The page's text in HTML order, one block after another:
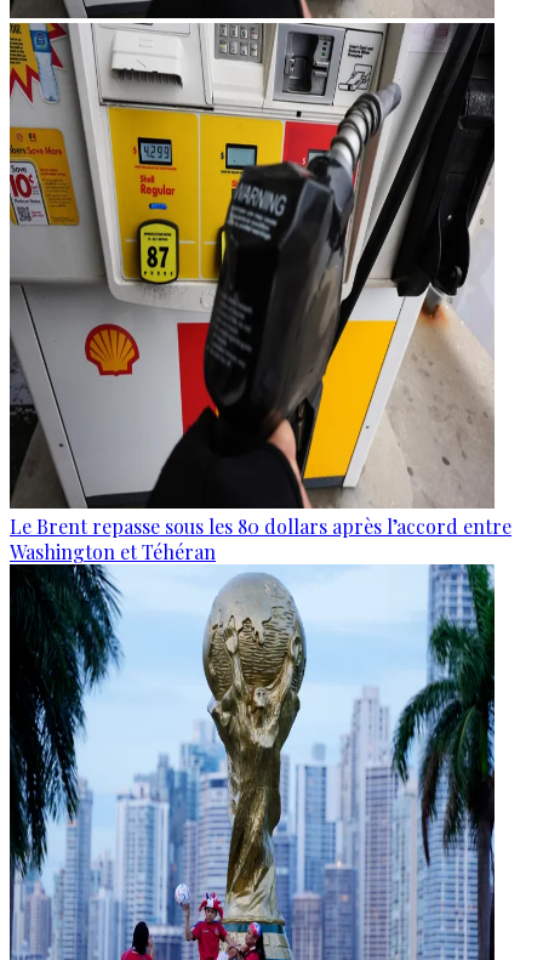
Le Brent repasse sous les 80 dollars après l’accord entre
Washington et Téhéran